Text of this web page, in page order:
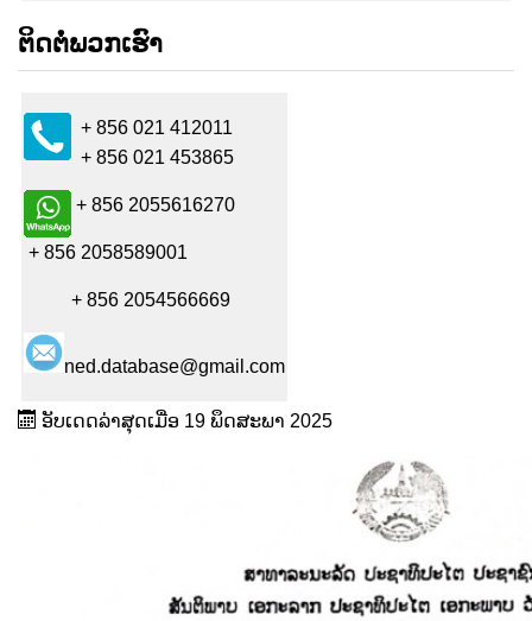
ຕິດຕໍ່ພວກເຮົາ
+ 856 021 412011
+ 856 021 453865
+ 856 2055616270
+ 856 2058589001
+ 856 2054566669
ned.database@gmail.com
ອັບເດດລ່າສຸດເມື່ອ 19 ພຶດສະພາ 2025